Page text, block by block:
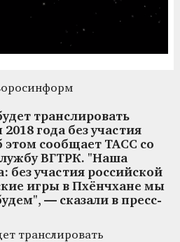
транслировать
года без участия
этом сообщает ТАСС со
ВГТРК. "Наша
без участия российской
игры в Пхёнчхане мы
— сказали в пресс-
транслировать